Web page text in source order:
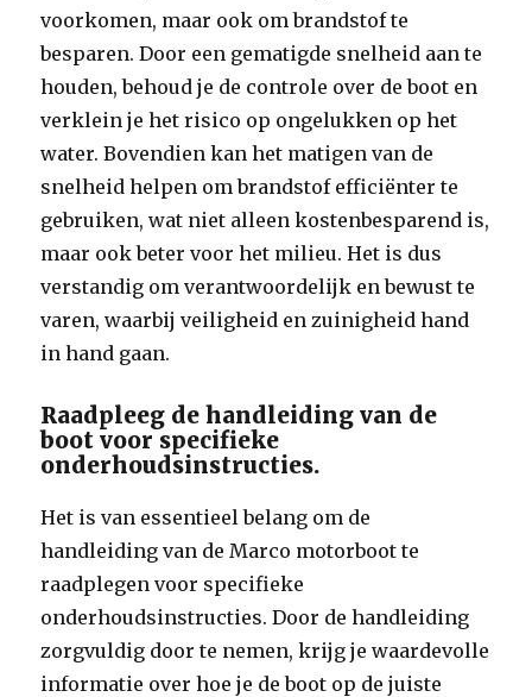
voorkomen, maar ook om brandstof te
besparen. Door een gematigde snelheid aan te
houden, behoud je de controle over de boot en
verklein je het risico op ongelukken op het
water. Bovendien kan het matigen van de
snelheid helpen om brandstof efficiënter te
gebruiken, wat niet alleen kostenbesparend is,
maar ook beter voor het milieu. Het is dus
verstandig om verantwoordelijk en bewust te
varen, waarbij veiligheid en zuinigheid hand
in hand gaan.
Raadpleeg de handleiding van de
boot voor specifieke
onderhoudsinstructies.
Het is van essentieel belang om de
handleiding van de Marco motorboot te
raadplegen voor specifieke
onderhoudsinstructies. Door de handleiding
zorgvuldig door te nemen, krijg je waardevolle
informatie over hoe je de boot op de juiste